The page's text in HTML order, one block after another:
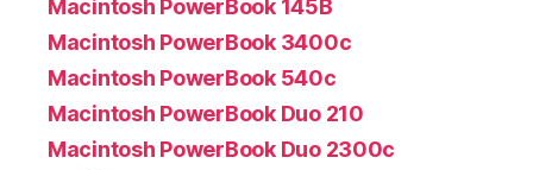
Macintosh PowerBook 145B
Macintosh PowerBook 3400c
Macintosh PowerBook 540c
Macintosh PowerBook Duo 210
Macintosh PowerBook Duo 2300c